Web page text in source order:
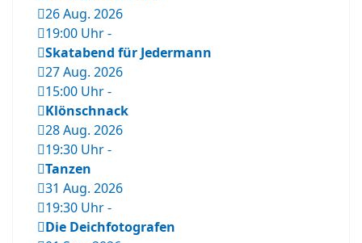
26 Aug. 2026
19:00 Uhr-
Skatabend für Jedermann
27 Aug. 2026
15:00 Uhr-
Klönschnack
28 Aug. 2026
19:30 Uhr-
Tanzen
31 Aug. 2026
19:30 Uhr-
Die Deichfotografen